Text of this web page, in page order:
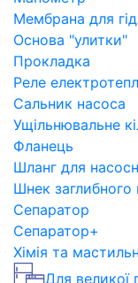
Мембрана для
Основа "улитки"
Прокладка
Реле
Сальник насоса
Ущільнювальне
Фланець
Шланг для
Шнек заглибного
Сепаратор
Сепаратор+
Хімія та
Для великої